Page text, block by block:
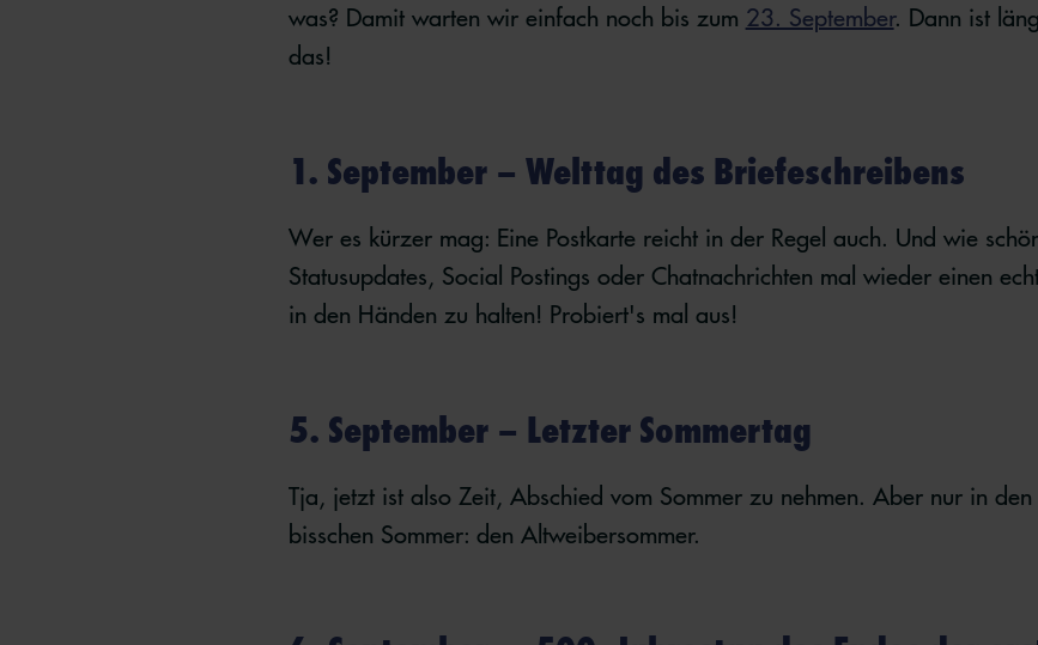
was? Damit warten wir einfach noch bis zum 23. September. Dann ist
das!
1. September – Welttag des Briefeschreibens
Wer es kürzer mag: Eine Postkarte reicht in der Regel auch. Und wie
Statusupdates, Social Postings oder Chatnachrichten mal wieder einen
in den Händen zu halten! Probiert's mal aus!
5. September – Letzter Sommertag
Tja, jetzt ist also Zeit, Abschied vom Sommer zu nehmen. Aber nur in
bisschen Sommer: den Altweibersommer.